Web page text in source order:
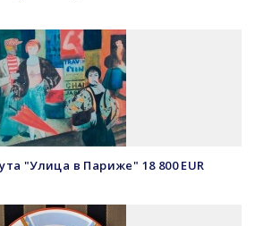
"Улица в Париже" 18 800 EUR